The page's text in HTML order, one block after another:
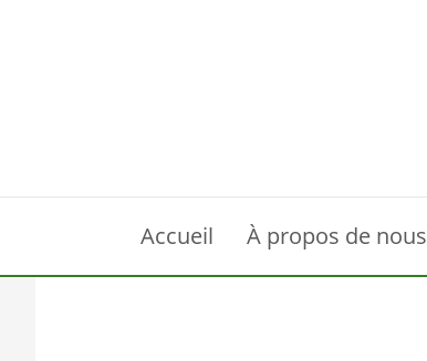
Accueil À propos de nous